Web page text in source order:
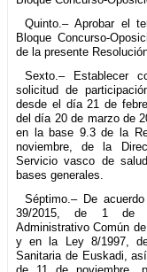
Quinto.– Aprobar el
Bloque Concurso-
de la presente
Sexto.– Establecer
solicitud de
desde el día 21 de
del día 20 de marzo de
en la base 9.3 de la
noviembre, de la
Servicio vasco de
bases generales.
Séptimo.– De
39/2015, de 1 de
Administrativo Común
y en la Ley 8/1997,
Sanitaria de Euskadi,